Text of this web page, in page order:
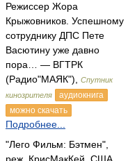
Режиссер Жора
Крыжовников. Успешному
сотруднику ДПС Пете
Васютину уже давно
пора… — ВГТРК
(Радио"МАЯК"),
Спутник
кинозрителя
аудиокнига
можно скачать
Подробнее...
"Лего Фильм: Бэтмен",